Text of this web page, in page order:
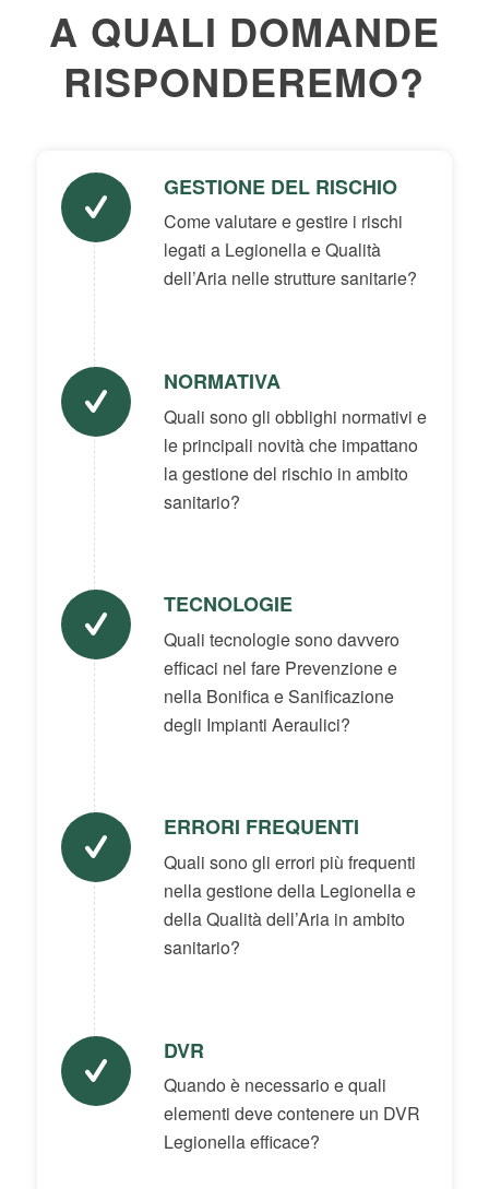
A QUALI DOMANDE
RISPONDEREMO?
GESTIONE DEL RISCHIO
Come valutare e gestire i rischi
legati a Legionella e Qualità
dell’Aria nelle strutture sanitarie?
NORMATIVA
Quali sono gli obblighi normativi e
le principali novità che impattano
la gestione del rischio in ambito
sanitario?
TECNOLOGIE
Quali tecnologie sono davvero
efficaci nel fare Prevenzione e
nella Bonifica e Sanificazione
degli Impianti Aeraulici?
ERRORI FREQUENTI
Quali sono gli errori più frequenti
nella gestione della Legionella e
della Qualità dell’Aria in ambito
sanitario?
DVR
Quando è necessario e quali
elementi deve contenere un DVR
Legionella efficace?